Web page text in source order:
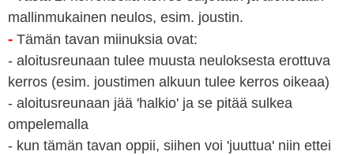
mallinmukainen neulos, esim. joustin.
- Tämän tavan miinuksia ovat:
- aloitusreunaan tulee muusta neuloksesta erottuva
kerros (esim. joustimen alkuun tulee kerros oikeaa)
- aloitusreunaan jää 'halkio' ja se pitää sulkea
ompelemalla
- kun tämän tavan oppii, siihen voi 'juuttua' niin ettei